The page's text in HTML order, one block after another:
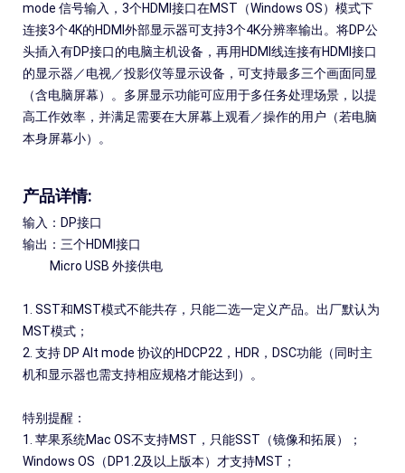
mode 信号输入，3个HDMI接口在MST（Windows OS）模式下
连接3个4K的HDMI外部显示器可支持3个4K分辨率输出。将DP公
头插入有DP接口的电脑主机设备，再用HDMI线连接有HDMI接口
的显示器／电视／投影仪等显示设备，可支持最多三个画面同显
（含电脑屏幕）。多屏显示功能可应用于多任务处理场景，以提
高工作效率，并满足需要在大屏幕上观看／操作的用户（若电脑
本身屏幕小）。
产品详情:
输入：DP接口
输出：三个HDMI接口
Micro USB 外接供电
1. SST和MST模式不能共存，只能二选一定义产品。出厂默认为
MST模式；
2. 支持 DP Alt mode 协议的HDCP22，HDR，DSC功能（同时主
机和显示器也需支持相应规格才能达到）。
特别提醒：
1. 苹果系统Mac OS不支持MST，只能SST（镜像和拓展）；
Windows OS（DP1.2及以上版本）才支持MST；